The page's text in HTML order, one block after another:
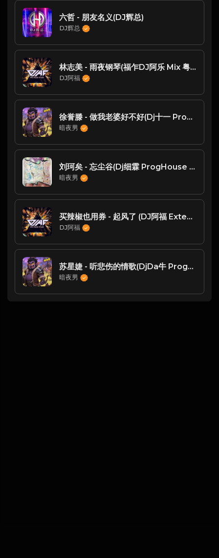
六哲 - 朋友名义(DJ辉总)
DJ辉总
林志美 - 雨夜钢琴(福乍DJ阿乐 Mix 粤语女)
DJ阿福
徐誉滕 - 做我老婆好不好(Dj十一 ProgHouse Rmx 2023)
暗夜男
刘珂矣 - 忘尘谷(Dj细霖 ProgHouse Rmx 05) -
暗夜男
买辣椒也用券 - 起风了 (DJ阿福 Extended Remix)
DJ阿福
苏星婕 - 听悲伤的情歌(DjDa牛 ProgHouse Rmx 2023)
暗夜男